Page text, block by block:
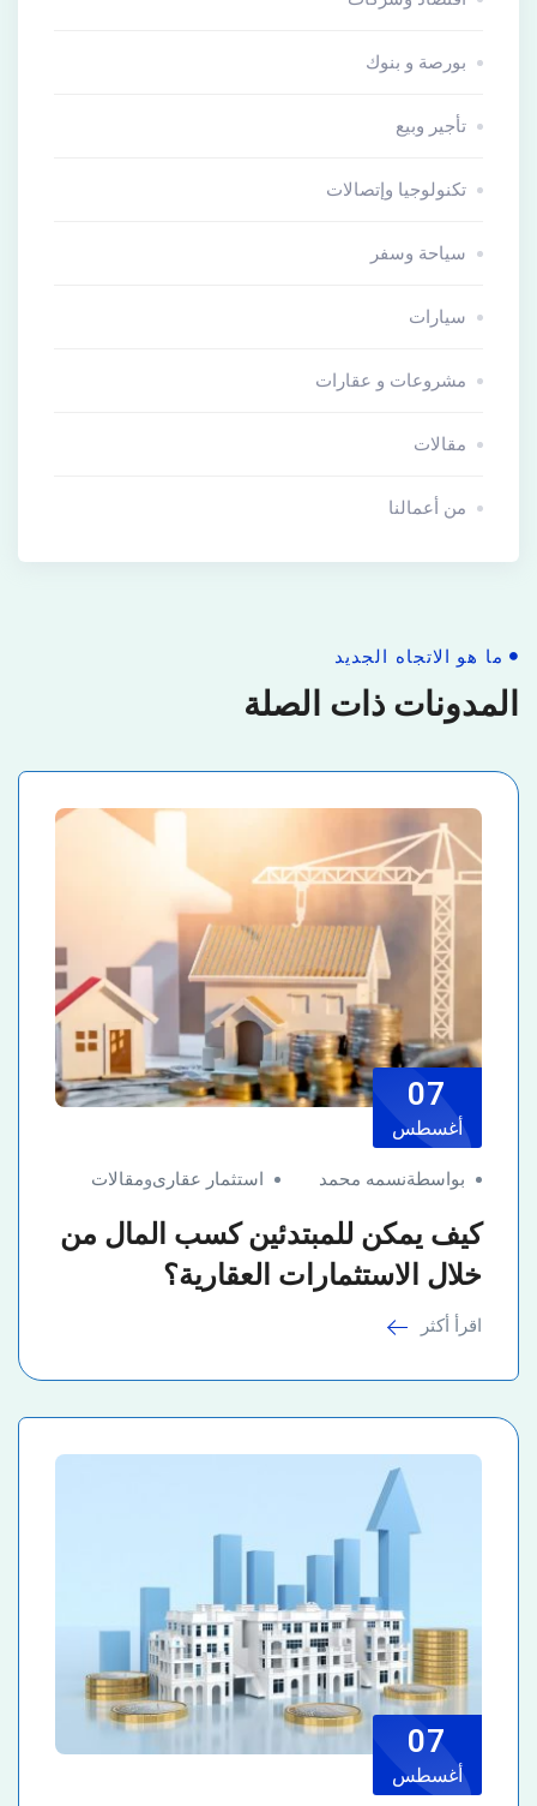
بورصة و بنوك
تأجير وبيع
تكنولوجيا وإتصالات
سياحة وسفر
سيارات
مشروعات و عقارات
مقالات
من أعمالنا
ما هو الاتجاه الجديد
المدونات ذات الصلة
07
أغسطس
بواسطةنسمه محمد استثمار عقارىومقالات
كيف يمكن للمبتدئين كسب المال من
خلال الاستثمارات العقارية؟
اقرأ أكثر
07
أغسطس